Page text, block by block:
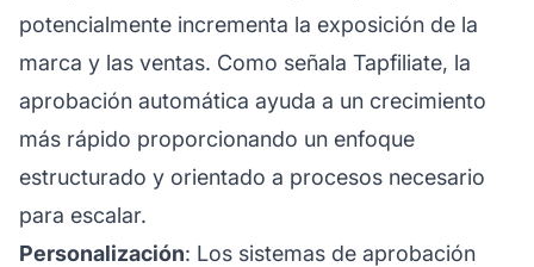
potencialmente incrementa la exposición de la
marca y las ventas. Como señala Tapfiliate, la
aprobación automática ayuda a un crecimiento
más rápido proporcionando un enfoque
estructurado y orientado a procesos necesario
para escalar.
Personalización: Los sistemas de aprobación